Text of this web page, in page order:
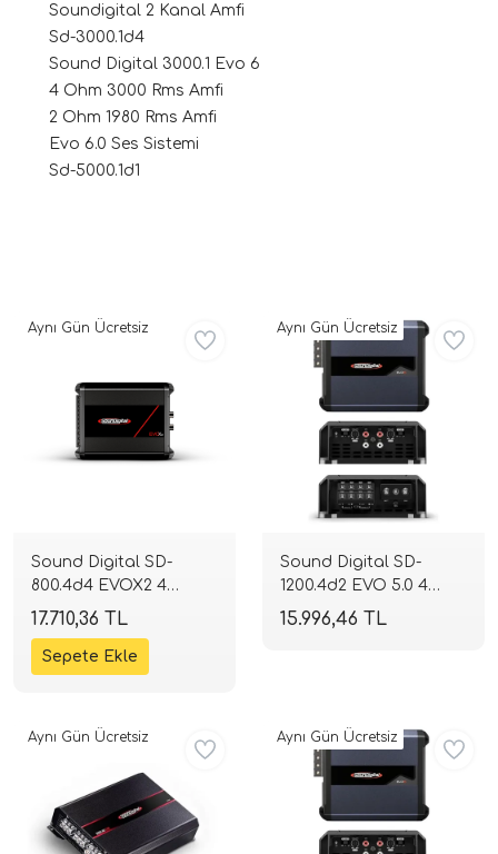
Arac Baslari)
Performans)
Soundigital 2 Kanal Amfi
Sd-3000.1d4
Sound Digital 3000.1 Evo 6
4 Ohm 3000 Rms Amfi
2 Ohm 1980 Rms Amfi
Evo 6.0 Ses Sistemi
Sd-5000.1d1
Sound Digital SD-
800.4d4 EVOX2 4
Kanallı Full Range
Amplifikatör | 2 Ohm
4x200W RMS | 4 Ohm
4x132W RMS | SPLHIFI
17.710,36 TL
Aynı Gün Ücretsiz
Sound Digital SD-
1200.4d2 EVO 5.0 4
Kanallı Full Range
Amplifikatör | 2 Ohm
15.996,46 TL
Aynı Gün Ücretsiz
Aynı Gün Ücretsiz Aynı Gün Ücretsiz